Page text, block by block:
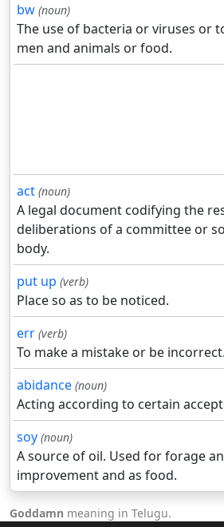
bw (noun)
The use of bacteria or viruses or
men and animals or food.
act (noun)
A legal document codifying the
deliberations of a committee or
body.
put up (verb)
Place so as to be noticed.
err (verb)
To make a mistake or be incorrect.
abidance (noun)
Acting according to certain
soy (noun)
A source of oil. Used for forage
improvement and as food.
Goddamn meaning in Telugu.